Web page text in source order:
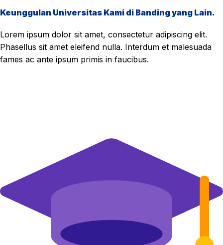
Keunggulan Universitas Kami di Banding yang Lain.
Lorem ipsum dolor sit amet, consectetur adipiscing elit.
Phasellus sit amet eleifend nulla. Interdum et malesuada
fames ac ante ipsum primis in faucibus.